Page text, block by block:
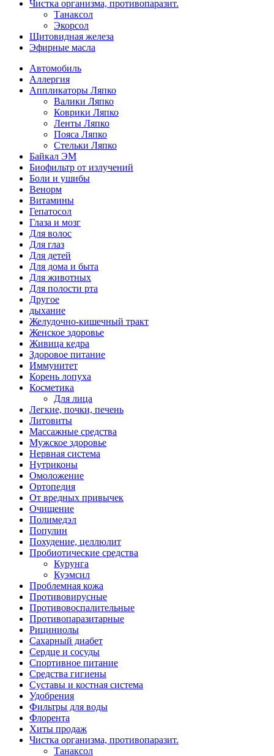
Чистка организма, противопаразит.
Танаксол
Экорсол
Щитовидная железа
Эфирные масла
Автомобиль
Аллергия
Аппликаторы Ляпко
Валики Ляпко
Коврики Ляпко
Ленты Ляпко
Пояса Ляпко
Стельки Ляпко
Байкал ЭМ
Биофильтр от излучений
Боли и ушибы
Венорм
Витамины
Гепатосол
Глаза и мозг
Для волос
Для глаз
Для детей
Для дома и быта
Для животных
Для полости рта
Другое
дыхание
Желудочно-кишечный тракт
Женское здоровье
Живица кедра
Здоровое питание
Иммунитет
Корень лопуха
Косметика
Для лица
Легкие, почки, печень
Литовиты
Массажные средства
Мужское здоровье
Нервная система
Нутриконы
Омоложение
Ортопедия
От вредных привычек
Очищение
Полимедэл
Популин
Похудение, целлюлит
Пробиотические средства
Курунга
Куэмсил
Проблемная кожа
Противовирусные
Противовоспалительные
Противопаразитарные
Рициниолы
Сахарный диабет
Сердце и сосуды
Спортивное питание
Средства гигиены
Суставы и костная система
Удобрения
Фильтры для воды
Флорента
Хиты продаж
Чистка организма, противопаразит.
Танаксол